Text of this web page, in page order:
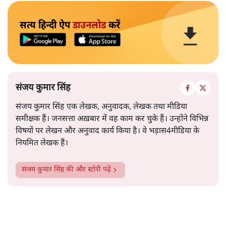
सत्य हिन्दी ऐपडाउनलोडकरें
संजय कुमार सिंह
संजय कुमार सिंह एक लेखक, अनुवादक, लेखक तथा मीडिया
समीक्षक हैं। जनसत्ता अख़बार में वह काम कर चुके हैं। उन्होंने विभिन्न
विषयों पर लेखन और अनुवाद कार्य किया है। वे भड़ास4मीडिया के
नियमित लेखक हैं।
संजय कुमार सिंहकी और स्टोरी पढ़ें